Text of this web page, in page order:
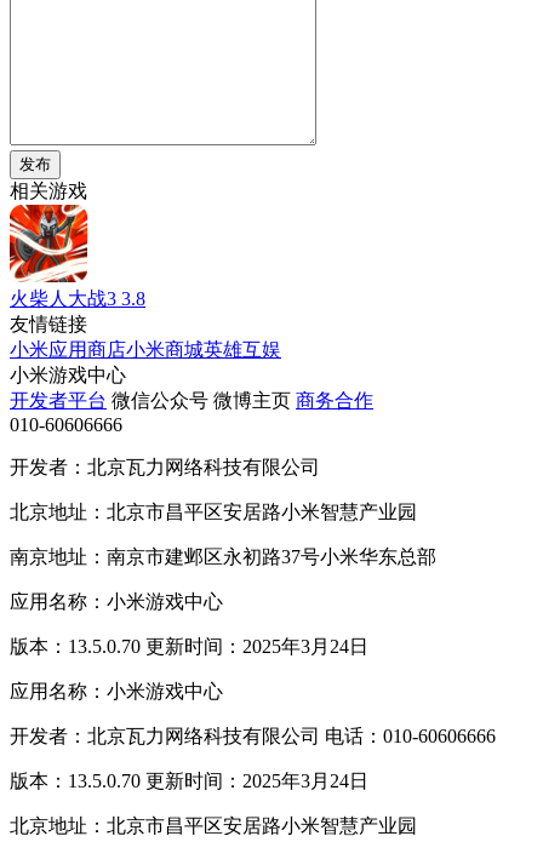
发布
相关游戏
火柴人大战3 3.8
友情链接
小米应用商店小米商城英雄互娱
小米游戏中心
开发者平台 微信公众号 微博主页 商务合作
010-60606666
开发者：北京瓦力网络科技有限公司
北京地址：北京市昌平区安居路小米智慧产业园
南京地址：南京市建邺区永初路37号小米华东总部
应用名称：小米游戏中心
版本：13.5.0.70 更新时间：2025年3月24日
应用名称：小米游戏中心
开发者：北京瓦力网络科技有限公司 电话：010-60606666
版本：13.5.0.70 更新时间：2025年3月24日
北京地址：北京市昌平区安居路小米智慧产业园